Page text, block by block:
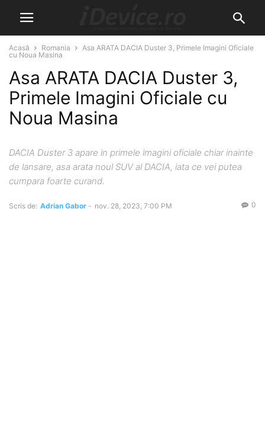
Acasă Romania
Asa ARATA DACIA Duster 3, Primele Imagini Oficiale
cu Noua Masina
Asa ARATA DACIA Duster 3,
Primele Imagini Oficiale cu
Noua Masina
DACIA Duster 3 apare in primele imagini oficiale chiar inainte
de lansare, asa arata noul SUV al DACIA, iata ce vei putea
cumpara foarte curand.
Scris de: Adrian Gabor - nov. 28, 2023, 7:00 PM 0